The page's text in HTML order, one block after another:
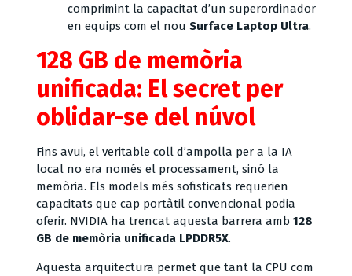
comprimint la capacitat d’un superordinador
en equips com el nou Surface Laptop Ultra.
128 GB de memòria
unificada: El secret per
oblidar-se del núvol
Fins avui, el veritable coll d’ampolla per a la IA
local no era només el processament, sinó la
memòria. Els models més sofisticats requerien
capacitats que cap portàtil convencional podia
oferir. NVIDIA ha trencat aquesta barrera amb 128
GB de memòria unificada LPDDR5X.
Aquesta arquitectura permet que tant la CPU com